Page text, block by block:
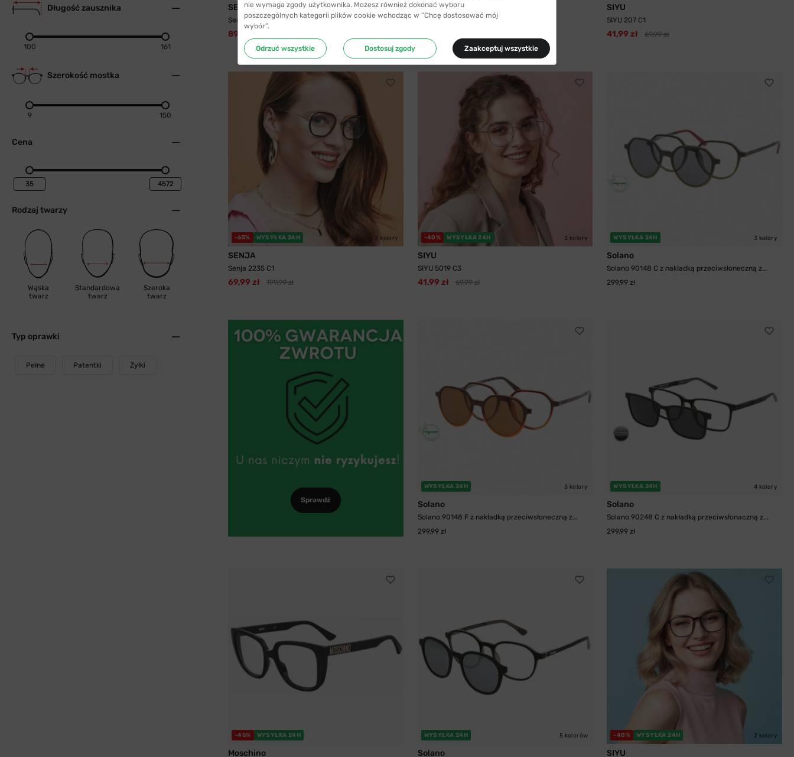
Długość zausznika
100 161
Szerokość mostka
9 150
Cena
Rodzaj twarzy
Wąska
twarz
Standardowa
twarz
Szeroka
twarz
Typ oprawki
Pełne Patentki Żyłki
SENJA
Senja 8745 C1 z nakładką przeciwsłoneczną z...
89,99 zł
SIYU
SIYU 2025 C1 56
SIYU
SIYU 207 C1
41,99 zł 69,99 zł
-65% WYSYŁKA 24H 2 kolory
SENJA
Senja 2235 C1
69,99 zł 199,99 zł
-40% WYSYŁKA 24H 3 kolory
SIYU
SIYU 5019 C3
41,99 zł 69,99 zł
WYSYŁKA 24H 3 kolory
Solano
Solano 90148 C z nakładką przeciwsłoneczną z...
299,99 zł
Sprawdź
WYSYŁKA 24H 3 kolory
Solano
Solano 90148 F z nakładką przeciwsłoneczną z...
299,99 zł
WYSYŁKA 24H 4 kolory
Solano
Solano 90248 C z nakładką przeciwsłonaczną z...
299,99 zł
-45% WYSYŁKA 24H
Moschino
WYSYŁKA 24H 5 kolorów
Solano
-40% WYSYŁKA 24H 2 kolory
SIYU
nie wymaga zgody użytkownika. Możesz również dokonać wyboru
poszczególnych kategorii plików cookie wchodząc w “Chcę dostosować mój
wybór”.
Odrzuć wszystkie Dostosuj zgody Zaakceptuj wszystkie